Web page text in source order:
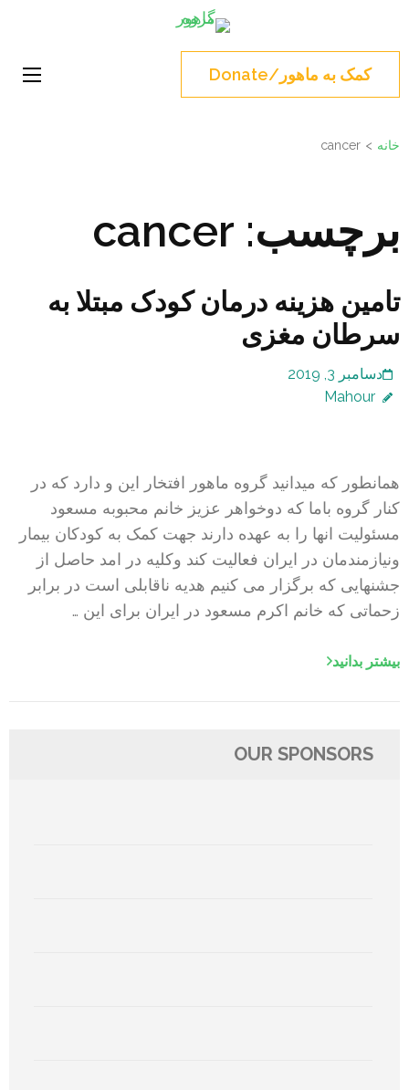
content
کمک به ماهور/Donate
خانه >
cancer
برچسب: cancer
تامین هزینه درمان کودک مبتلا به
سرطان مغزی
دسامبر 3, 2019
Mahour
همانطور که میدانید گروه ماهور افتخار این و دارد که در
کنار گروه باما که دو‌خواهر عزیز خانم محبوبه مسعود
مسئولیت انها را به عهده دارند جهت کمک به کودکان بیمار
و‌نیازمندمان در ایران فعالیت کند و‌کلیه در امد حاصل از
جشنهایی که برگزار می کنیم هدیه ناقابلی است در برابر
زحماتی که خانم اکرم مسعود در ایران برای این …
بیشتر بدانید
OUR SPONSORS